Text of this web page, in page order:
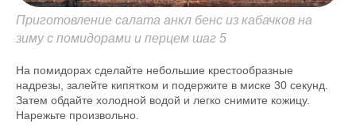
Приготовление салата анкл бенс из кабачков на
зиму с помидорами и перцем шаг 5
На помидорах сделайте небольшие крестообразные
надрезы, залейте кипятком и подержите в миске 30 секунд.
Затем обдайте холодной водой и легко снимите кожицу.
Нарежьте произвольно.